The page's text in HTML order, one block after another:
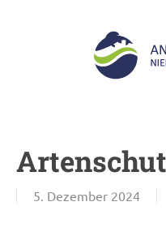
5. Dezember 2024